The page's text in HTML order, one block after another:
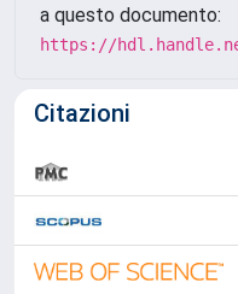
a questo documento:
https://
Citazioni